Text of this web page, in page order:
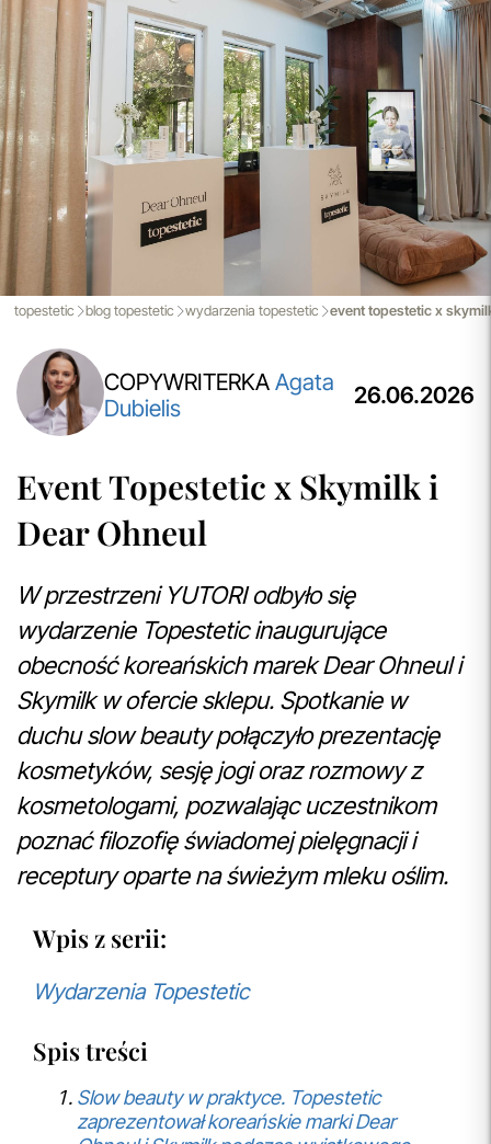
efektywnej realizacji zamówień w naszym sklepie. Dzięki
nowoczesnemu magazynowi oraz zaawansowanym
technologicznie systemom IT, zamówienia są zazwyczaj
wysyłane i dostarczane w ciągu zaledwie24 godzin od
momentu złożenia.
przeczytaj więcej
Porady Kosmetologów
Nowa jakość pielęgnacji z Topestetic! Skorzystaj z
indywidualnej konsultacji
kosmetologicznej, która
pomoże Ci dobrać idealne produkty do potrzeb Twojej
skóry. Zaufaj naszym specjalistom i zadbaj o swoją cerę jak
nigdy dotąd!
przeczytaj więcej
topestetic blog topestetic wydarzenia topestetic event topestetic x
COPYWRITERKA Agata
Dubielis
26.06.2026
Event Topestetic x Skymilk i
Dear Ohneul
W przestrzeni YUTORI odbyło się
wydarzenie Topestetic inaugurujące
obecność koreańskich marek Dear Ohneul i
Skymilk w ofercie sklepu. Spotkanie w
duchu slow beauty połączyło prezentację
kosmetyków, sesję jogi oraz rozmowy z
kosmetologami, pozwalając uczestnikom
poznać filozofię świadomej pielęgnacji i
receptury oparte na świeżym mleku oślim.
Wpis z serii:
Wydarzenia Topestetic
Spis treści
Slow beauty w praktyce. Topestetic
zaprezentował koreańskie marki Dear